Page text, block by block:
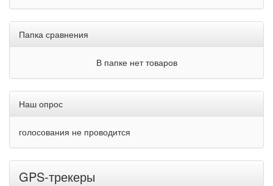
Папка сравнения
В папке нет товаров
Наш опрос
голосования не проводится
GPS-трекеры